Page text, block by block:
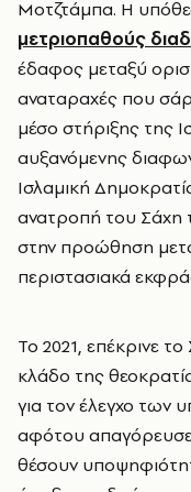
Μοτζτάμπα. Η
μετριοπαθούς
έδαφος μεταξύ
αναταραχές που
μέσο στήριξης της
αυξανόμενης
Ισλαμική
ανατροπή του Σάχη
στην προώθηση
περιστασιακά
Το 2021, επέκρινε
κλάδο της
για τον έλεγχο των
αφότου
θέσουν